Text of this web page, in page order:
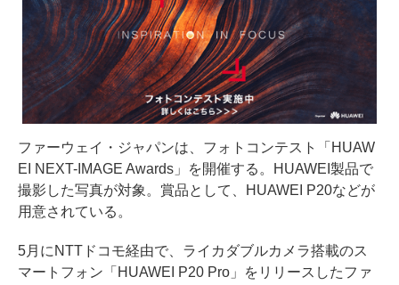
ファーウェイ・ジャパンは、フォトコンテスト「HUAW
EI NEXT-IMAGE Awards」を開催する。HUAWEI製品で
撮影した写真が対象。賞品として、HUAWEI P20などが
用意されている。
5月にNTTドコモ経由で、ライカダブルカメラ搭載のス
マートフォン「HUAWEI P20 Pro」をリリースしたファ